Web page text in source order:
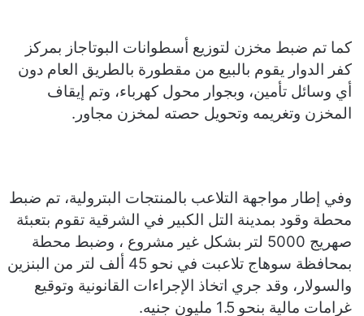
كما تم ضبط مخزن لتوزيع أسطوانات البوتاجاز بمركز
كفر الدوار يقوم بالبيع من مقطورة بالطريق العام دون
أي وسائل تأمين، وبجوار محول كهرباء، وتم إيقاف
المخزن وتغريمه وتحويل حصته لمخزن مجاور.
وفي إطار مواجهة التلاعب بالمنتجات البترولية، تم ضبط
محطة وقود بمدينة التل الكبير في الشرقية تقوم بتعبئة
صهريج 5000 لتر بشكل غير مشروع ، وضبط محطة
بمحافظة سوهاج تلاعبت في نحو 45 ألف لتر من البنزين
والسولار، وقد جري اتخاذ الإجراءات القانونية وتوقيع
غرامات مالية بنحو 1.5 مليون جنيه.